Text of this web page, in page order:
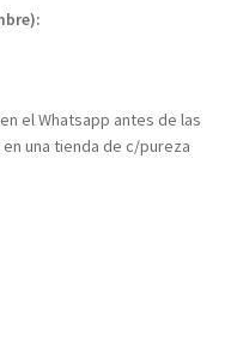
el Whatsapp antes de las
una tienda de c/pureza